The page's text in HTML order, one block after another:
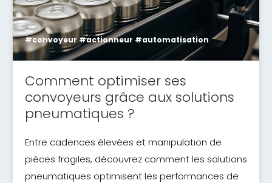
#convoyeur #actionneur #automatisation
Comment optimiser ses
convoyeurs grâce aux solutions
pneumatiques ?
Entre cadences élevées et manipulation de
pièces fragiles, découvrez comment les solutions
pneumatiques optimisent les performances de